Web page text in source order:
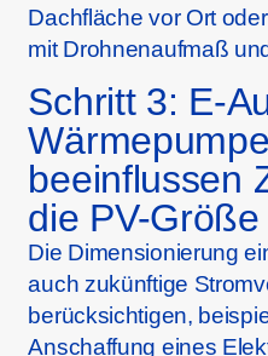
Dachfläche vor Ort
mit Drohnenaufmaß
Schritt 3:
beeinflussen
die PV-Größe
Die Dimensionierung
auch zukünftige
berücksichtigen,
Anschaffung eines